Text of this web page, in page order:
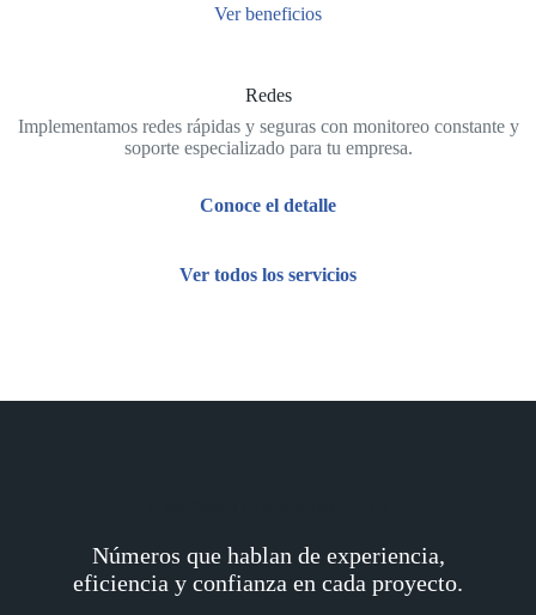
Ver beneficios
Redes
Implementamos redes rápidas y seguras con monitoreo constante y
soporte especializado para tu empresa.
Conoce el detalle
Ver todos los servicios
Números que hablan de experiencia,
eficiencia y confianza en cada proyecto.